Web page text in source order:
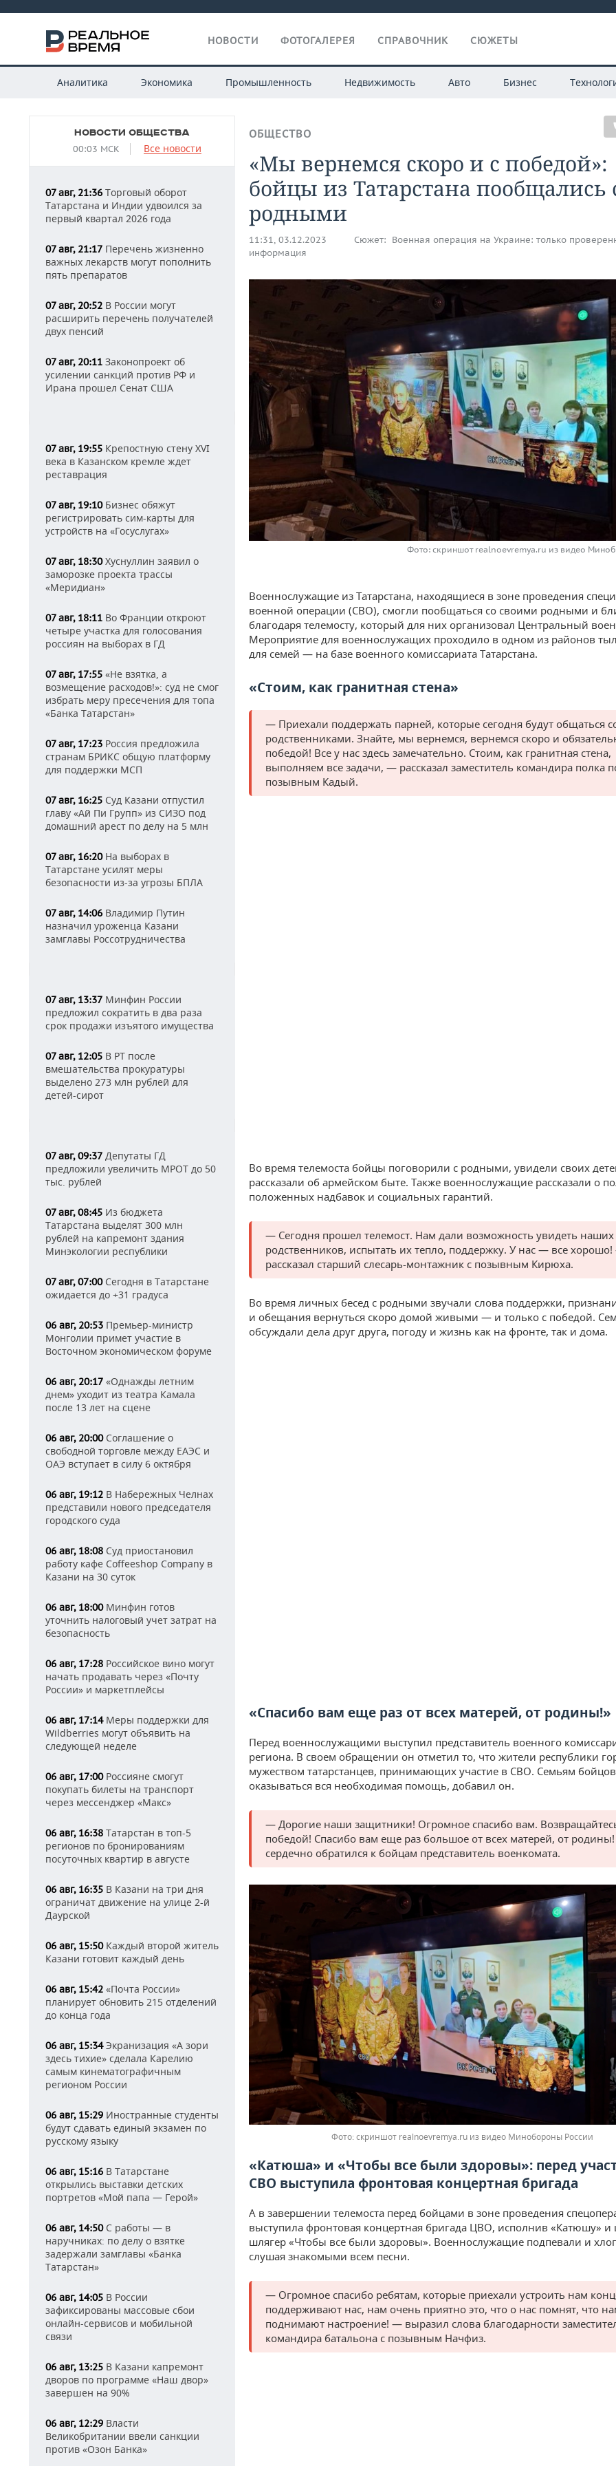
НОВОСТИ ФОТОГАЛЕРЕЯ СПРАВОЧНИК СЮЖЕТЫ
Аналитика Экономика Промышленность Недвижимость Авто Бизнес
НОВОСТИ ОБЩЕСТВА
00:03 МСК Все новости
07 авг, 21:36 Торговый оборот
Татарстана и Индии удвоился за
первый квартал 2026 года
07 авг, 21:17 Перечень жизненно
важных лекарств могут пополнить
пять препаратов
07 авг, 20:52 В России могут
расширить перечень получателей
двух пенсий
07 авг, 20:11 Законопроект об
усилении санкций против РФ и
Ирана прошел Сенат США
07 авг, 19:55 Крепостную стену XVI
века в Казанском кремле ждет
реставрация
07 авг, 19:10Бизнес обяжут
регистрировать сим-карты для
устройств на «Госуслугах»
07 авг, 18:30Хуснуллин заявил о
заморозке проекта трассы
«Меридиан»
07 авг, 18:11 Во Франции откроют
четыре участка для голосования
россиян на выборах в ГД
07 авг, 17:55 «Не взятка, а
возмещение расходов!»: суд не смог
избрать меру пресечения для топа
«Банка Татарстан»
07 авг, 17:23 Россия предложила
странам БРИКС общую платформу
для поддержки МСП
07 авг, 16:25 Суд Казани отпустил
главу «Ай Пи Групп» из СИЗО под
домашний арест по делу на 5 млн
07 авг, 16:20На выборах в
Татарстане усилят меры
безопасности из-за угрозы БПЛА
07 авг, 14:06 Владимир Путин
назначил уроженца Казани
замглавы Россотрудничества
07 авг, 13:37 Минфин России
предложил сократить в два раза
срок продажи изъятого имущества
07 авг, 12:05 В РТ после
вмешательства прокуратуры
выделено 273 млн рублей для
детей-сирот
07 авг, 09:37 Депутаты ГД
предложили увеличить МРОТ до 50
тыс. рублей
07 авг, 08:45 Из бюджета
Татарстана выделят 300 млн
рублей на капремонт здания
Минэкологии республики
07 авг, 07:00Сегодня в Татарстане
ожидается до +31 градуса
06 авг, 20:53 Премьер-министр
Монголии примет участие в
Восточном экономическом форуме
06 авг, 20:17 «Однажды летним
днем» уходит из театра Камала
после 13 лет на сцене
06 авг, 20:00Соглашение о
свободной торговле между ЕАЭС и
ОАЭ вступает в силу 6 октября
06 авг, 19:12 В Набережных Челнах
представили нового председателя
городского суда
06 авг, 18:08 Суд приостановил
работу кафе Coffeeshop Company в
Казани на 30 суток
06 авг, 18:00Минфин готов
уточнить налоговый учет затрат на
безопасность
06 авг, 17:28 Российское вино могут
начать продавать через «Почту
России» и маркетплейсы
06 авг, 17:14Меры поддержки для
Wildberries могут объявить на
следующей неделе
06 авг, 17:00Россияне смогут
покупать билеты на транспорт
через мессенджер «Макс»
06 авг, 16:38 Татарстан в топ-5
регионов по бронированиям
посуточных квартир в августе
06 авг, 16:35 В Казани на три дня
ограничат движение на улице 2-й
Даурской
06 авг, 15:50Каждый второй житель
Казани готовит каждый день
06 авг, 15:42 «Почта России»
планирует обновить 215 отделений
до конца года
06 авг, 15:34Экранизация «А зори
здесь тихие» сделала Карелию
самым кинематографичным
регионом России
06 авг, 15:29 Иностранные студенты
будут сдавать единый экзамен по
русскому языку
06 авг, 15:16 В Татарстане
открылись выставки детских
портретов «Мой папа — Герой»
06 авг, 14:50С работы — в
наручниках: по делу о взятке
задержали замглавы «Банка
Татарстан»
06 авг, 14:05 В России
зафиксированы массовые сбои
онлайн-сервисов и мобильной
связи
06 авг, 13:25 В Казани капремонт
дворов по программе «Наш двор»
завершен на 90%
06 авг, 12:29 Власти
Великобритании ввели санкции
против «Озон Банка»
ОБЩЕСТВО
«Мы вернемся скоро и с победой»:
бойцы из Татарстана пообщались
родными
11:31, 03.12.2023 Сюжет: Военная операция на Украине: только
информация
Фото: скриншот realnoevremya.ru из видео
Военнослужащие из Татарстана, находящиеся в зоне проведения
военной операции (СВО), смогли пообщаться со своими родными и
благодаря телемосту, который для них организовал Центральный
Мероприятие для военнослужащих проходило в одном из районов
для семей — на базе военного комиссариата Татарстана.
«Стоим, как гранитная стена»
— Приехали поддержать парней, которые сегодня будут общаться
родственниками. Знайте, мы вернемся, вернемся скоро и
победой! Все у нас здесь замечательно. Стоим, как гранитная стена,
выполняем все задачи, — рассказал заместитель командира полка
позывным Кадый.
Во время телемоста бойцы поговорили с родными, увидели своих
рассказали об армейском быте. Также военнослужащие рассказали о
положенных надбавок и социальных гарантий.
— Сегодня прошел телемост. Нам дали возможность увидеть наших
родственников, испытать их тепло, поддержку. У нас — все
рассказал старший слесарь-монтажник с позывным Кирюха.
Во время личных бесед с родными звучали слова поддержки,
и обещания вернуться скоро домой живыми — и только с победой.
обсуждали дела друг друга, погоду и жизнь как на фронте, так и дома.
«Спасибо вам еще раз от всех матерей, от родины!»
Перед военнослужащими выступил представитель военного
региона. В своем обращении он отметил то, что жители республики
мужеством татарстанцев, принимающих участие в СВО. Семьям
оказываться вся необходимая помощь, добавил он.
— Дорогие наши защитники! Огромное спасибо вам.
победой! Спасибо вам еще раз большое от всех матерей, от
сердечно обратился к бойцам представитель военкомата.
скриншот realnoevremya.ru из видео Минобороны России
«Катюша» и «Чтобы все были здоровы»: перед
СВО выступила фронтовая концертная бригада
А в завершении телемоста перед бойцами в зоне проведения
выступила фронтовая концертная бригада ЦВО, исполнив «Катюшу»
шлягер «Чтобы все были здоровы». Военнослужащие подпевали и
слушая знакомыми всем песни.
— Огромное спасибо ребятам, которые приехали устроить нам
поддерживают нас, нам очень приятно это, что о нас помнят, что
поднимают настроение! — выразил слова благодарности
командира батальона с позывным Начфиз.